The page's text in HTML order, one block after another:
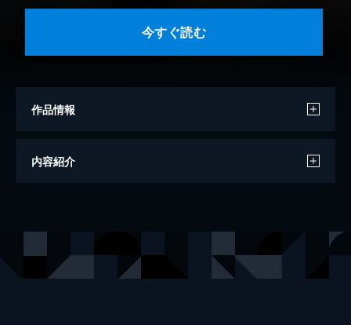
今すぐ読む
作品情報
著者
内容紹介